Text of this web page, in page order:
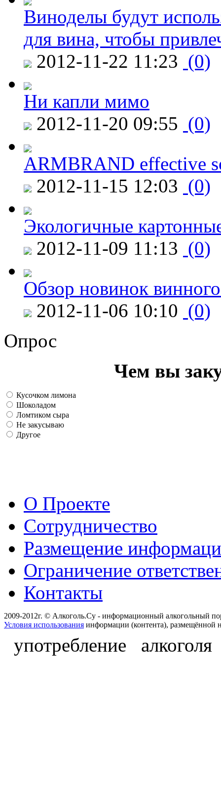
Виноделы будут
для вина, чтобы
2012-11-22 11:23 (0)
Ни капли мимо
2012-11-20 09:55 (0)
ARMBRAND effective
2012-11-15 12:03 (0)
Экологичные
2012-11-09 11:13 (0)
Обзор новинок
2012-11-06 10:10 (0)
Опрос
Чем вы
Кусочком лимона
Шоколадом
Ломтиком сыра
Не закусываю
Другое
О Проекте
Сотрудничество
Размещение
Ограничение
Контакты
2009-2012г. © Алкоголь.Су - информационный алкогольный
Условия использования информации (контента), размещённой
употребление